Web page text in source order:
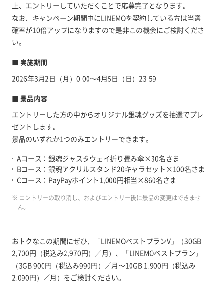
上、エントリーしていただくことで応募完了となります。
なお、キャンペーン期間中にLINEMOを契約している方は当選
確率が10倍アップになりますので是非この機会にご検討くださ
い。
■ 実施期間
2026年3月2日（月）0:00～4月5日（日）23:59
■ 景品内容
エントリーした方の中からオリジナル銀魂グッズを抽選でプレ
ゼントします。
景品のいずれか1つのみエントリーできます。
Aコース：銀魂ジャスタウェイ折り畳み傘×30名さま
Bコース：銀魂アクリルスタンド20キャラセット×100名さま
Cコース：PayPayポイント1,000円相当×860名さま
※ エントリーの取り消し、およびエントリー後に景品の変更はできませ
ん。
おトクなこの期間にぜひ、「LINEMOベストプランV」（30GB
2,700円（税込み2,970円）／月）、「LINEMOベストプラン」
（3GB 900円（税込み990円）／月～10GB 1,900円（税込み
2,090円）／月）をご検討ください。